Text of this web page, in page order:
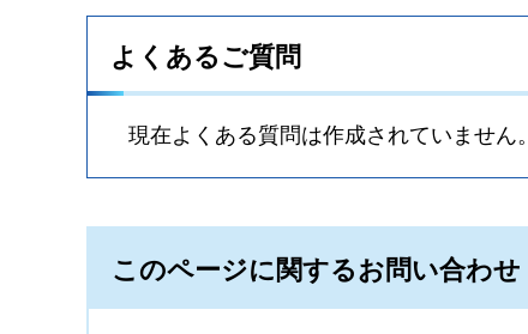
よくあるご質問
現在よくある質問は作成されていません。
このページに関するお問い合わせ